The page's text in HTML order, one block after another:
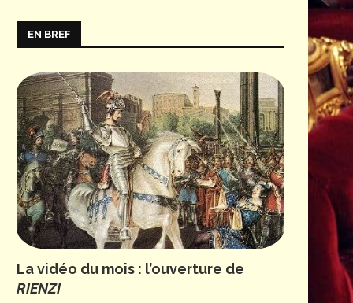
EN BREF
La vidéo du mois : l’ouverture de
RIENZI